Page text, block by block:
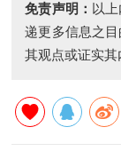
免责声明： 以
递更多信息之
其观点或证实其